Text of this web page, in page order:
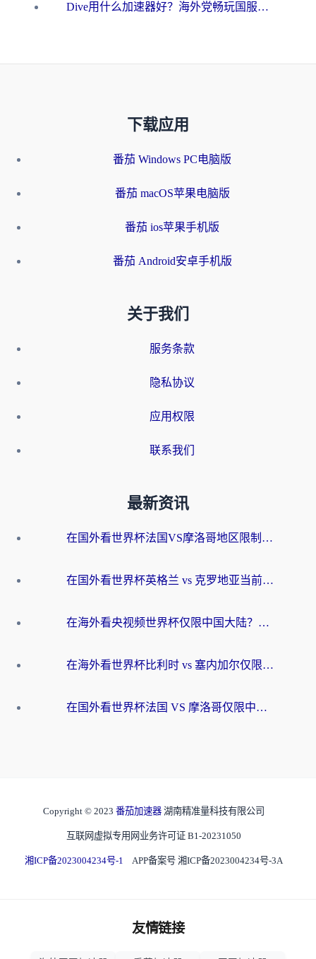
Dive用什么加速器好？海外党畅玩国服游戏的终极避坑指南
下载应用
番茄 Windows PC电脑版
番茄 macOS苹果电脑版
番茄 ios苹果手机版
番茄 Android安卓手机版
关于我们
服务条款
隐私协议
应用权限
联系我们
最新资讯
在国外看世界杯法国VS摩洛哥地区限制？这篇指南让你流畅看中文解说无压力
在国外看世界杯英格兰 vs 克罗地亚当前地区不可播放？这篇指南帮你搞定所有海外观赛难题
在海外看央视频世界杯仅限中国大陆？这篇指南帮你解锁中文解说+无卡顿直播
在海外看世界杯比利时 vs 塞内加尔仅限中国大陆？我找到了最流畅的中文解说之路
在国外看世界杯法国 VS 摩洛哥仅限中国大陆？海外党这样看中文解说赛事不卡顿
Copyright © 2023 番茄加速器 湖南精准量科技有限公司
互联网虚拟专用网业务许可证 B1-20231050
湘ICP备2023004234号-1 APP备案号 湘ICP备2023004234号-3A
友情链接